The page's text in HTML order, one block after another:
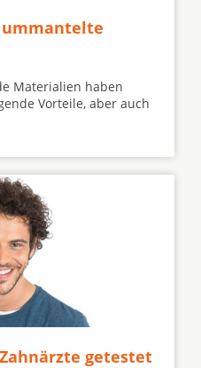
ummantelte
Materialien haben
Vorteile, aber auch
getestet